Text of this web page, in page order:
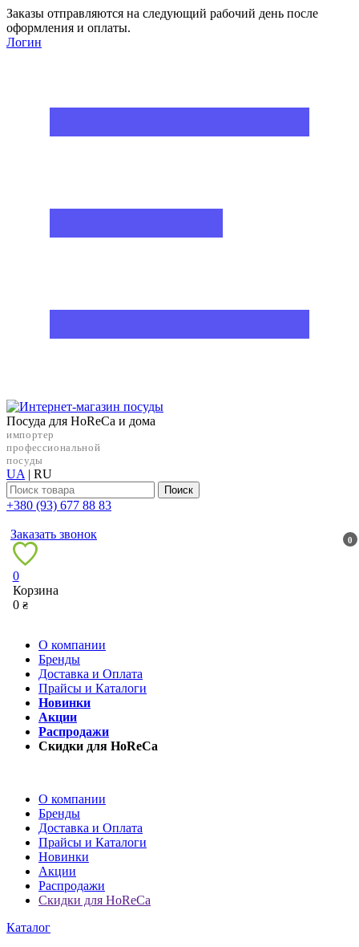
Заказы отправляются на следующий рабочий день после
оформления и оплаты.
Логин
Посуда для HoReCa и дома
импортер
профессиональной
посуды
UA | RU
Поиск
+38‎0 (93) 677 88 83
Заказать звонок 0
0
Корзина
0 ₴
О компании
Бренды
Доставка и Оплата
Прайсы и Каталоги
Новинки
Акции
Распродажи
Скидки для HoReCa
О компании
Бренды
Доставка и Оплата
Прайсы и Каталоги
Новинки
Акции
Распродажи
Скидки для HoReCa
Каталог